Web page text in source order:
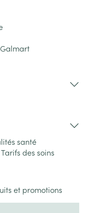
santé
Tarifs des soins
et promotions